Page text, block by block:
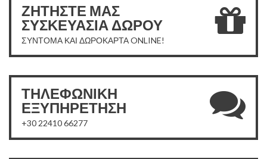
ΖΗΤΗΣΤΕ ΜΑΣ
ΣΥΣΚΕΥΑΣΙΑ ΔΩΡΟΥ
ΣΥΝΤΟΜΑ ΚΑΙ ΔΩΡΟΚΑΡΤΑ ONLINE!
ΤΗΛΕΦΩΝΙΚΗ
ΕΞΥΠΗΡΕΤΗΣΗ
+30 22410 66277